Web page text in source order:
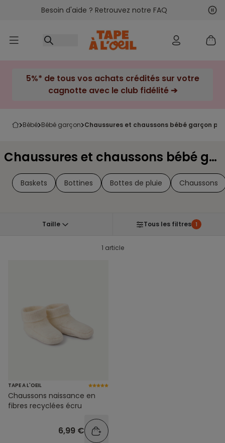
Accéder au contenu
Besoin d'aide ? Retrouvez notre FAQ
5%* de tous vos achats crédités sur votre
cagnotte avec le club fidélité ➔
bébé bébé garçon chaussures et chaussons bébé garçon
Chaussures et chaussons bébé garçon Pointure 13-14
Baskets Bottines Bottes de pluie Chaussons
Taille Tous les filtres 1
1 article
TAPE A L'OEIL
Chaussons naissance en
fibres recyclées écru
6,99 €